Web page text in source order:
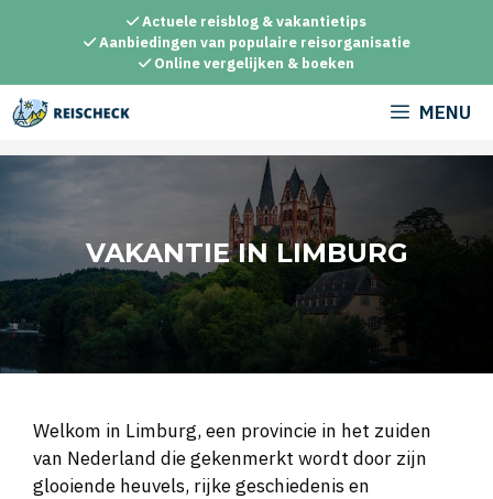
inhoud
Actuele reisblog & vakantietips
Aanbiedingen van populaire reisorganisatie
Online vergelijken & boeken
MENU
VAKANTIE IN LIMBURG
Welkom in Limburg, een provincie in het zuiden
van Nederland die gekenmerkt wordt door zijn
glooiende heuvels, rijke geschiedenis en